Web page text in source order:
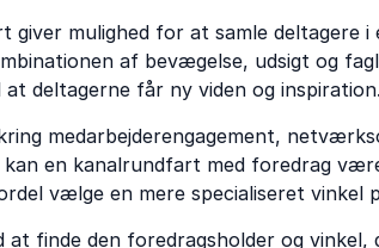
mulighed for at samle deltagere i
af bevægelse, udsigt og
deltagerne får ny viden og inspiration.
medarbejderengagement,
en kanalrundfart med foredrag
vælge en mere specialiseret vinkel
at finde den foredragsholder og vinkel,